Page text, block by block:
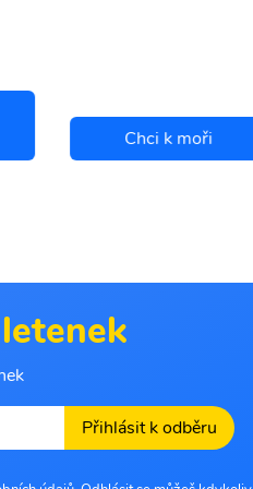
Chci k moři
Přihlásit k odběru